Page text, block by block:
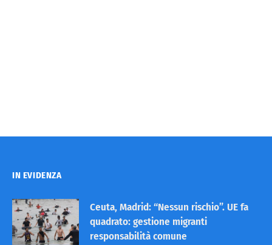
IN EVIDENZA
Ceuta, Madrid: “Nessun rischio”. UE fa
quadrato: gestione migranti
responsabilità comune